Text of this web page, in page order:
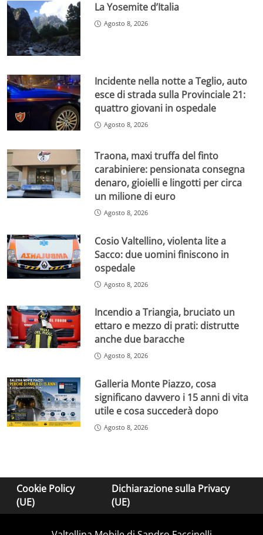
La Yosemite d’Italia
Agosto 8, 2026
Incidente nella notte a Teglio, auto
esce di strada sulla Provinciale 21:
quattro giovani in ospedale
Agosto 8, 2026
Traona, maxi truffa del finto
carabiniere: pensionata consegna
denaro, gioielli e lingotti per circa
un milione di euro
Agosto 8, 2026
Cosio Valtellino, violenta lite a
Sacco: due uomini finiscono in
ospedale
Agosto 8, 2026
Incendio a Triangia, bruciato un
ettaro e mezzo di prati: distrutte
anche due baracche
Agosto 8, 2026
Galleria Monte Piazzo, cosa
significano davvero i 15 anni di vita
utile e cosa succederà dopo
Agosto 8, 2026
Cookie Policy
(UE)
Dichiarazione sulla Privacy
(UE)